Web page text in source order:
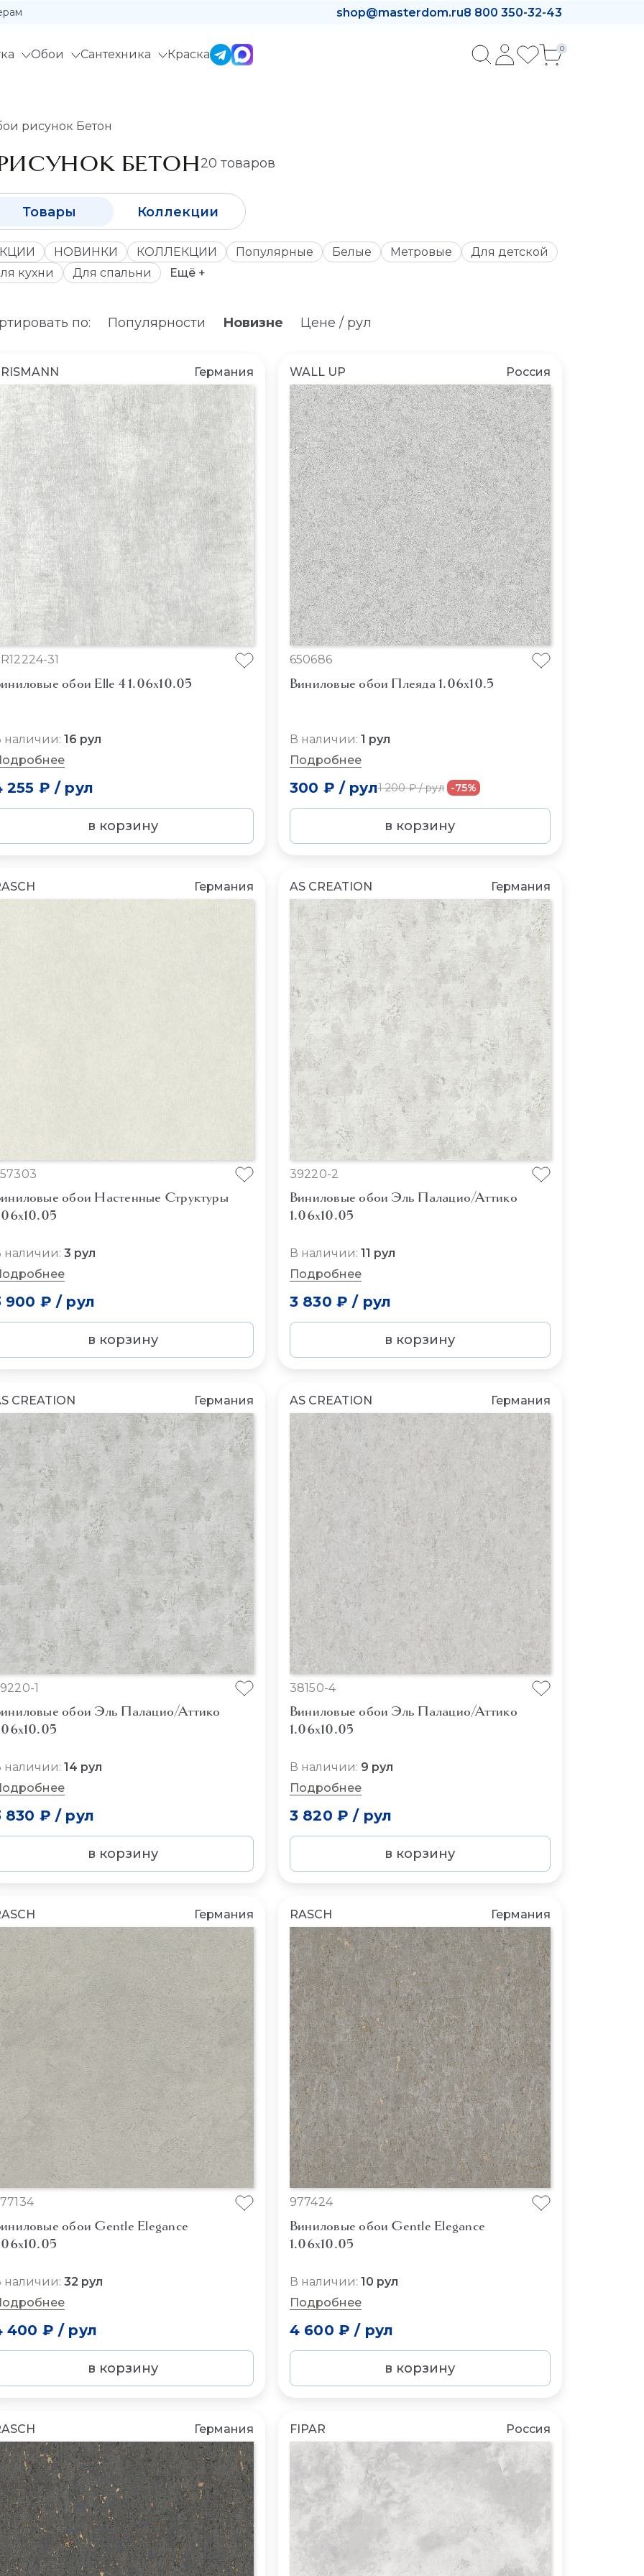
shop@masterdom.ru8 800 350-32-43
Обои Сантехника Краска 0
рисунок Бетон
БЕТОН20 товаров
Товары Коллекции
НОВИНКИ КОЛЛЕКЦИИ Популярные Белые Метровые
Для детской
кухни
Для спальни Ещё +
по: Популярности Новизне Цене / рул
Германия
31
обои Elle 4 1.06x10.05
наличии: 16 рул
255 ₽ / рул
в корзину
WALL UP Россия
650686
Виниловые обои Плеяда 1.06x10.5
В наличии: 1 рул
Подробнее
300 ₽ / рул1 200 ₽/рул -75%
в корзину
Германия
обои Настенные Структуры
наличии: 3 рул
900 ₽ / рул
в корзину
AS CREATION Германия
39220-2
Виниловые обои Эль Палацио/Аттико
1.06x10.05
В наличии: 11 рул
Подробнее
3 830 ₽ / рул
в корзину
CREATION Германия
1
обои Эль Палацио/Аттико
наличии: 14 рул
830 ₽ / рул
в корзину
AS CREATION Германия
38150-4
Виниловые обои Эль Палацио/Аттико
1.06x10.05
В наличии: 9 рул
Подробнее
3 820 ₽ / рул
в корзину
Германия
обои Gentle Elegance
наличии: 32 рул
400 ₽ / рул
в корзину
RASCH Германия
977424
Виниловые обои Gentle Elegance
1.06x10.05
В наличии: 10 рул
Подробнее
4 600 ₽ / рул
в корзину
Германия FIPAR Россия